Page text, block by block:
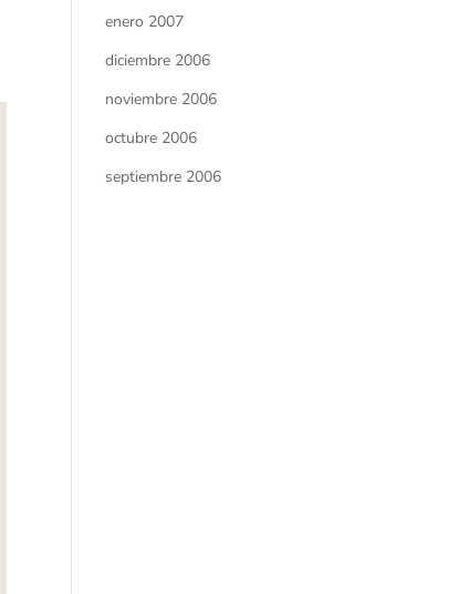
enero 2007
diciembre 2006
noviembre 2006
octubre 2006
septiembre 2006